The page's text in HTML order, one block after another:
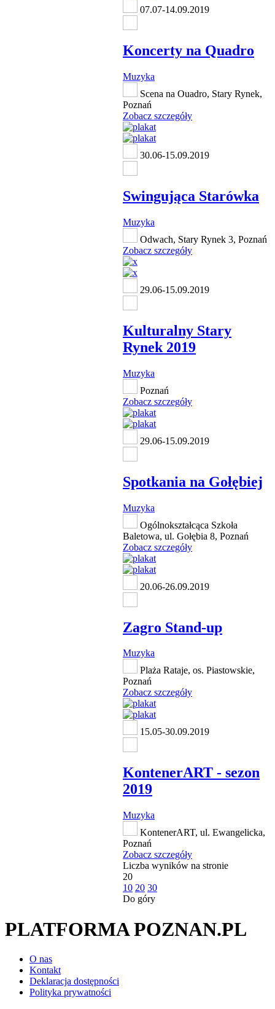
07.07-14.09.2019
Koncerty na Quadro
Muzyka
Scena na Ouadro, Stary Rynek,
Poznań
Zobacz szczegóły
30.06-15.09.2019
Swingująca Starówka
Muzyka
Odwach, Stary Rynek 3, Poznań
Zobacz szczegóły
29.06-15.09.2019
Kulturalny Stary
Rynek 2019
Muzyka
Poznań
Zobacz szczegóły
29.06-15.09.2019
Spotkania na Gołębiej
Muzyka
Ogólnokształcąca Szkoła
Baletowa, ul. Gołębia 8, Poznań
Zobacz szczegóły
20.06-26.09.2019
Zagro Stand-up
Muzyka
Plaża Rataje, os. Piastowskie,
Poznań
Zobacz szczegóły
15.05-30.09.2019
KontenerART - sezon
2019
Muzyka
KontenerART, ul. Ewangelicka,
Poznań
Zobacz szczegóły
Liczba wyników na stronie
20
10 20 30
Do góry
PLATFORMA POZNAN.PL
O nas
Kontakt
Deklaracja dostępności
Polityka prywatności